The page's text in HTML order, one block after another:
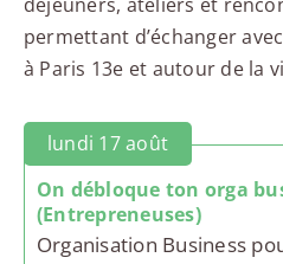
déjeuners, ateliers et
permettant d’échanger
à Paris 13e et autour de la
lundi 17 août
On débloque ton orga
(Entrepreneuses)
Organisation Business